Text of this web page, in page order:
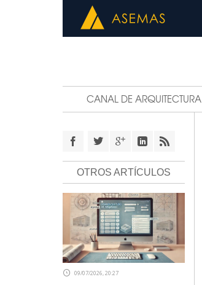
CANAL DE ARQUITECTURA
OTROS ARTÍCULOS
09/07/2026, 20:27